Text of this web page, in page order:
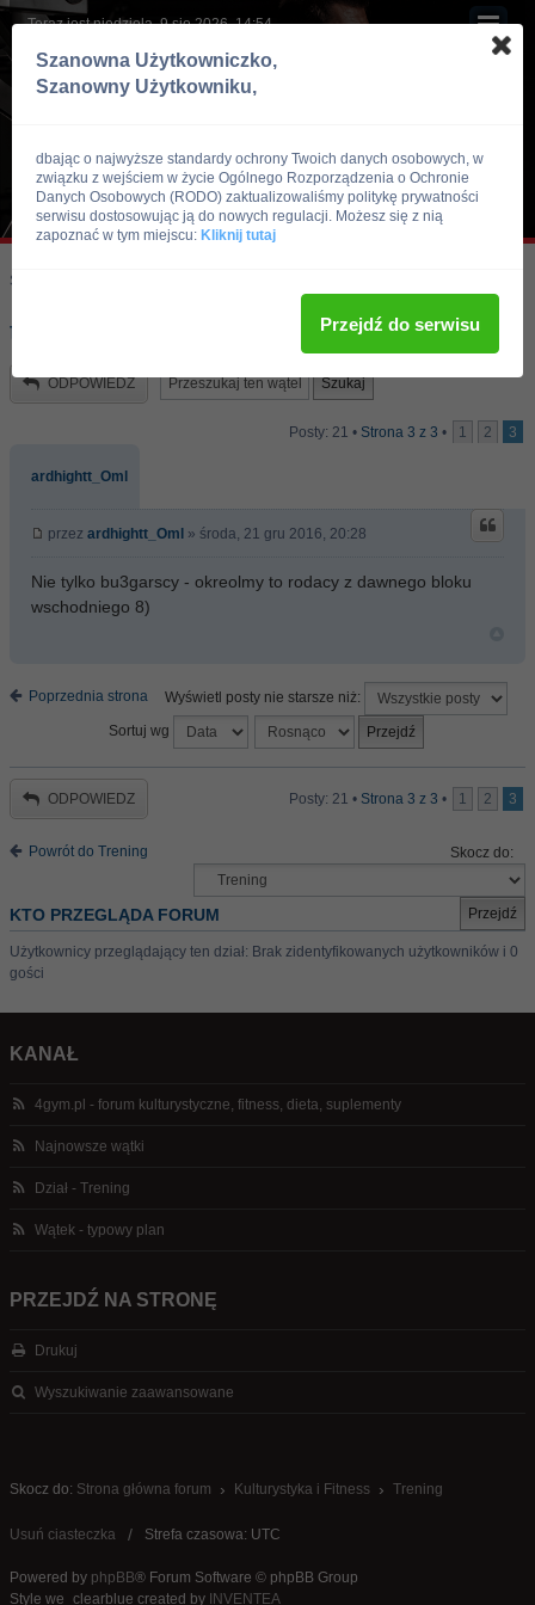
Teraz jest niedziela, 9 sie 2026, 14:54
Skocz do:
typowy plan
ODPOWIEDZ
Posty: 21 • Strona 3 z 3 • 1 2 3
ardhightt_Oml
przez ardhightt_Oml » środa, 21 gru 2016, 20:28
Nie tylko bu3garscy - okreolmy to rodacy z dawnego bloku
wschodniego 8)
Poprzednia strona
Wyświetl posty nie starsze niż:
Sortuj wg
ODPOWIEDZ Posty: 21 • Strona 3 z 3 • 1 2 3
Powrót do Trening Skocz do:
KTO PRZEGLĄDA FORUM
Użytkownicy przeglądający ten dział: Brak zidentyfikowanych użytkowników i 0
gości
KANAŁ
4gym.pl - forum kulturystyczne, fitness, dieta, suplementy
Najnowsze wątki
Dział - Trening
Wątek - typowy plan
PRZEJDŹ NA STRONĘ
Drukuj
Wyszukiwanie zaawansowane
Skocz do: Strona główna forum Kulturystyka i Fitness Trening
Usuń ciasteczka Strefa czasowa: UTC
Powered by phpBB® Forum Software © phpBB Group
Style we_clearblue created by INVENTEA
Szanowna Użytkowniczko,
Szanowny Użytkowniku,
dbając o najwyższe standardy ochrony Twoich danych osobowych, w
związku z wejściem w życie Ogólnego Rozporządzenia o Ochronie
Danych Osobowych (RODO) zaktualizowaliśmy politykę prywatności
serwisu dostosowując ją do nowych regulacji. Możesz się z nią
zapoznać w tym miejscu: Kliknij tutaj
Przejdź do serwisu